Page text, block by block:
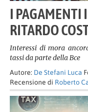
I PAGAMENTI
RITARDO
Interessi di mora
tassi da parte della Bce
Autore: De Stefani Luca
Recensione di Roberto